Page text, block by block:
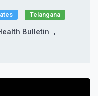
Telangana
Bulletin
,